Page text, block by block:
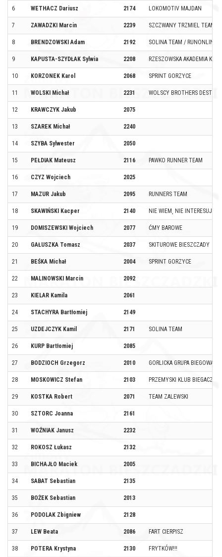
6 WETHACZ Dariusz 2174 LOKOMOTIV MAJDAN
7 ZAWADZKI Marcin 2239 SZCZWANY TRZMIEL TEAM
8 BRENDZOWSKI Adam 2192 SOLINA TEAM /
9 KAPUSTA-SZYDŁAK Sylwia 2208 RZESZOWSKA AKADEMIA
10 KORZONEK Karol 2068 SPRINT GORZYCE
11 WOLSKI Michał 2231 WOLSCY BROTHERS
12 KRAWCZYK Jakub 2075
13 SZAREK Michał 2240
14 SZYBA Sylwester 2050
15 PEŁDIAK Mateusz 2116 PAWKO RUNNER TEAM
16 CZYZ Wojciech 2025
17 MAZUR Jakub 2095 RUNNERS TEAM
18 SKAWIŃSKI Kacper 2140 NIE WIEM¸ NIE INTERESUJE
19 DOMISZEWSKI Wojciech 2077 ĆMY BAROWE
20 GAŁUSZKA Tomasz 2037 SKITUROWE BIESZCZADY
21 BEŚKA Michał 2004 SPRINT GORZYCE
22 MALINOWSKI Marcin 2092
23 KIELAR Kamila 2061
24 STACHYRA Bartłomiej 2149
25 UZDEJCZYK Kamil 2171 SOLINA TEAM
26 KURP Bartłomiej 2085
27 BODZIOCH Grzegorz 2010 GORLICKA GRUPA BIEGOWA
28 MOSKOWICZ Stefan 2103 PRZEMYSKI KLUB BIEGACZA
29 KOSTKA Robert 2071 TEAM ZALEWSKI
30 SZTORC Joanna 2161
31 WOŹNIAK Janusz 2232
32 ROKOSZ Łukasz 2132
33 BICHAJŁO Maciek 2005
34 SABAT Sebastian 2135
35 BOŻEK Sebastian 2013
36 PODOLAK Zbigniew 2128
37 LEW Beata 2086 FART CIERPISZ
38 POTERA Krystyna 2130 FRYTKÓW!!!